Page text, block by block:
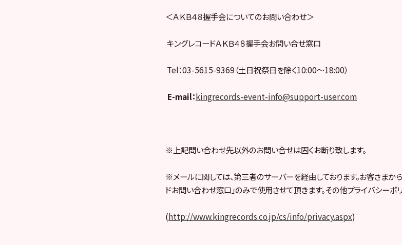
＜ＡＫＢ４８握手会についてのお問い合わせ＞
キングレコードＡＫＢ４８握手会お問い合せ窓口
Tel：03-5615-9369（土日祝祭日を除く10:00〜18:00）
E-mail：kingrecords-event-info@support-user.com
※上記問い合わせ先以外のお問い合せは固くお断り致します。
※メールに関しては、第三者のサーバーを経由しております。お客さまか
ドお問い合わせ窓口」のみで使用させて頂きます。その他プライバシーポ
(http://www.kingrecords.co.jp/cs/info/privacy.aspx)